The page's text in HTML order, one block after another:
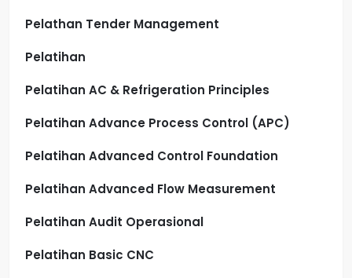
Pelathan Tender Management
Pelatihan
Pelatihan AC & Refrigeration Principles
Pelatihan Advance Process Control (APC)
Pelatihan Advanced Control Foundation
Pelatihan Advanced Flow Measurement
Pelatihan Audit Operasional
Pelatihan Basic CNC